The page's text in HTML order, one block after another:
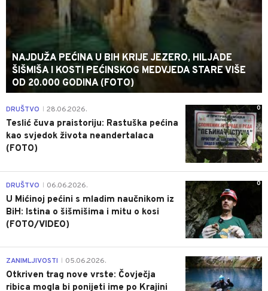
NAJDUŽA PEĆINA U BIH KRIJE JEZERO, HILJADE
ŠIŠMIŠA I KOSTI PEĆINSKOG MEDVJEDA STARE VIŠE
OD 20.000 GODINA (FOTO)
0
DRUŠTVO 28.06.2026.
Teslić čuva praistoriju: Rastuška pećina
kao svjedok života neandertalaca
(FOTO)
0
DRUŠTVO 06.06.2026.
U Mićinoj pećini s mladim naučnikom iz
BiH: Istina o šišmišima i mitu o kosi
(FOTO/VIDEO)
0
ZANIMLJIVOSTI 05.06.2026.
Otkriven trag nove vrste: Čovječja
ribica mogla bi ponijeti ime po Krajini